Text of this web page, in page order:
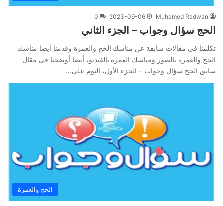
Muhamed Radwan
2023-09-06
0
الحج سؤال وجواب – الجزء الثاني
تكلمنا فى مقالات سابقة عن مناسك الحج والعمرة وقدمنا أيضا مناسك
الحج والعمرة بالصور ومناسك العمرة بالفيديو، أيضا أوضحنا فى مقال
سابق الحج سؤال وجواب – الجزء الأول، اليوم على…
الحج والعمرة